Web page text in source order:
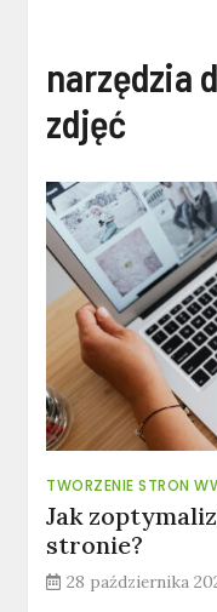
narzędzia
zdjęć
TWORZENIE STRON
Jak
stronie?
28 października